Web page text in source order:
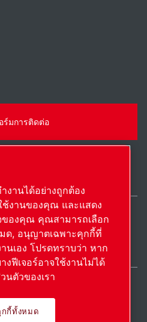
ร์มการติดต่อ
ช้งานเอง © 2026 ลิขสิทธิ์
/ TH
งานได้อย่างถูกต้อง
ช้งานของคุณ และแสดง
ของคุณ คุณสามารถเลือก
ด, อนุญาตเฉพาะคุกกี้ที่
นเอง โปรดทราบว่า หาก
งฟีเจอร์อาจใช้งานไม่ได้
นตัวของเรา
กี้ทั้งหมด